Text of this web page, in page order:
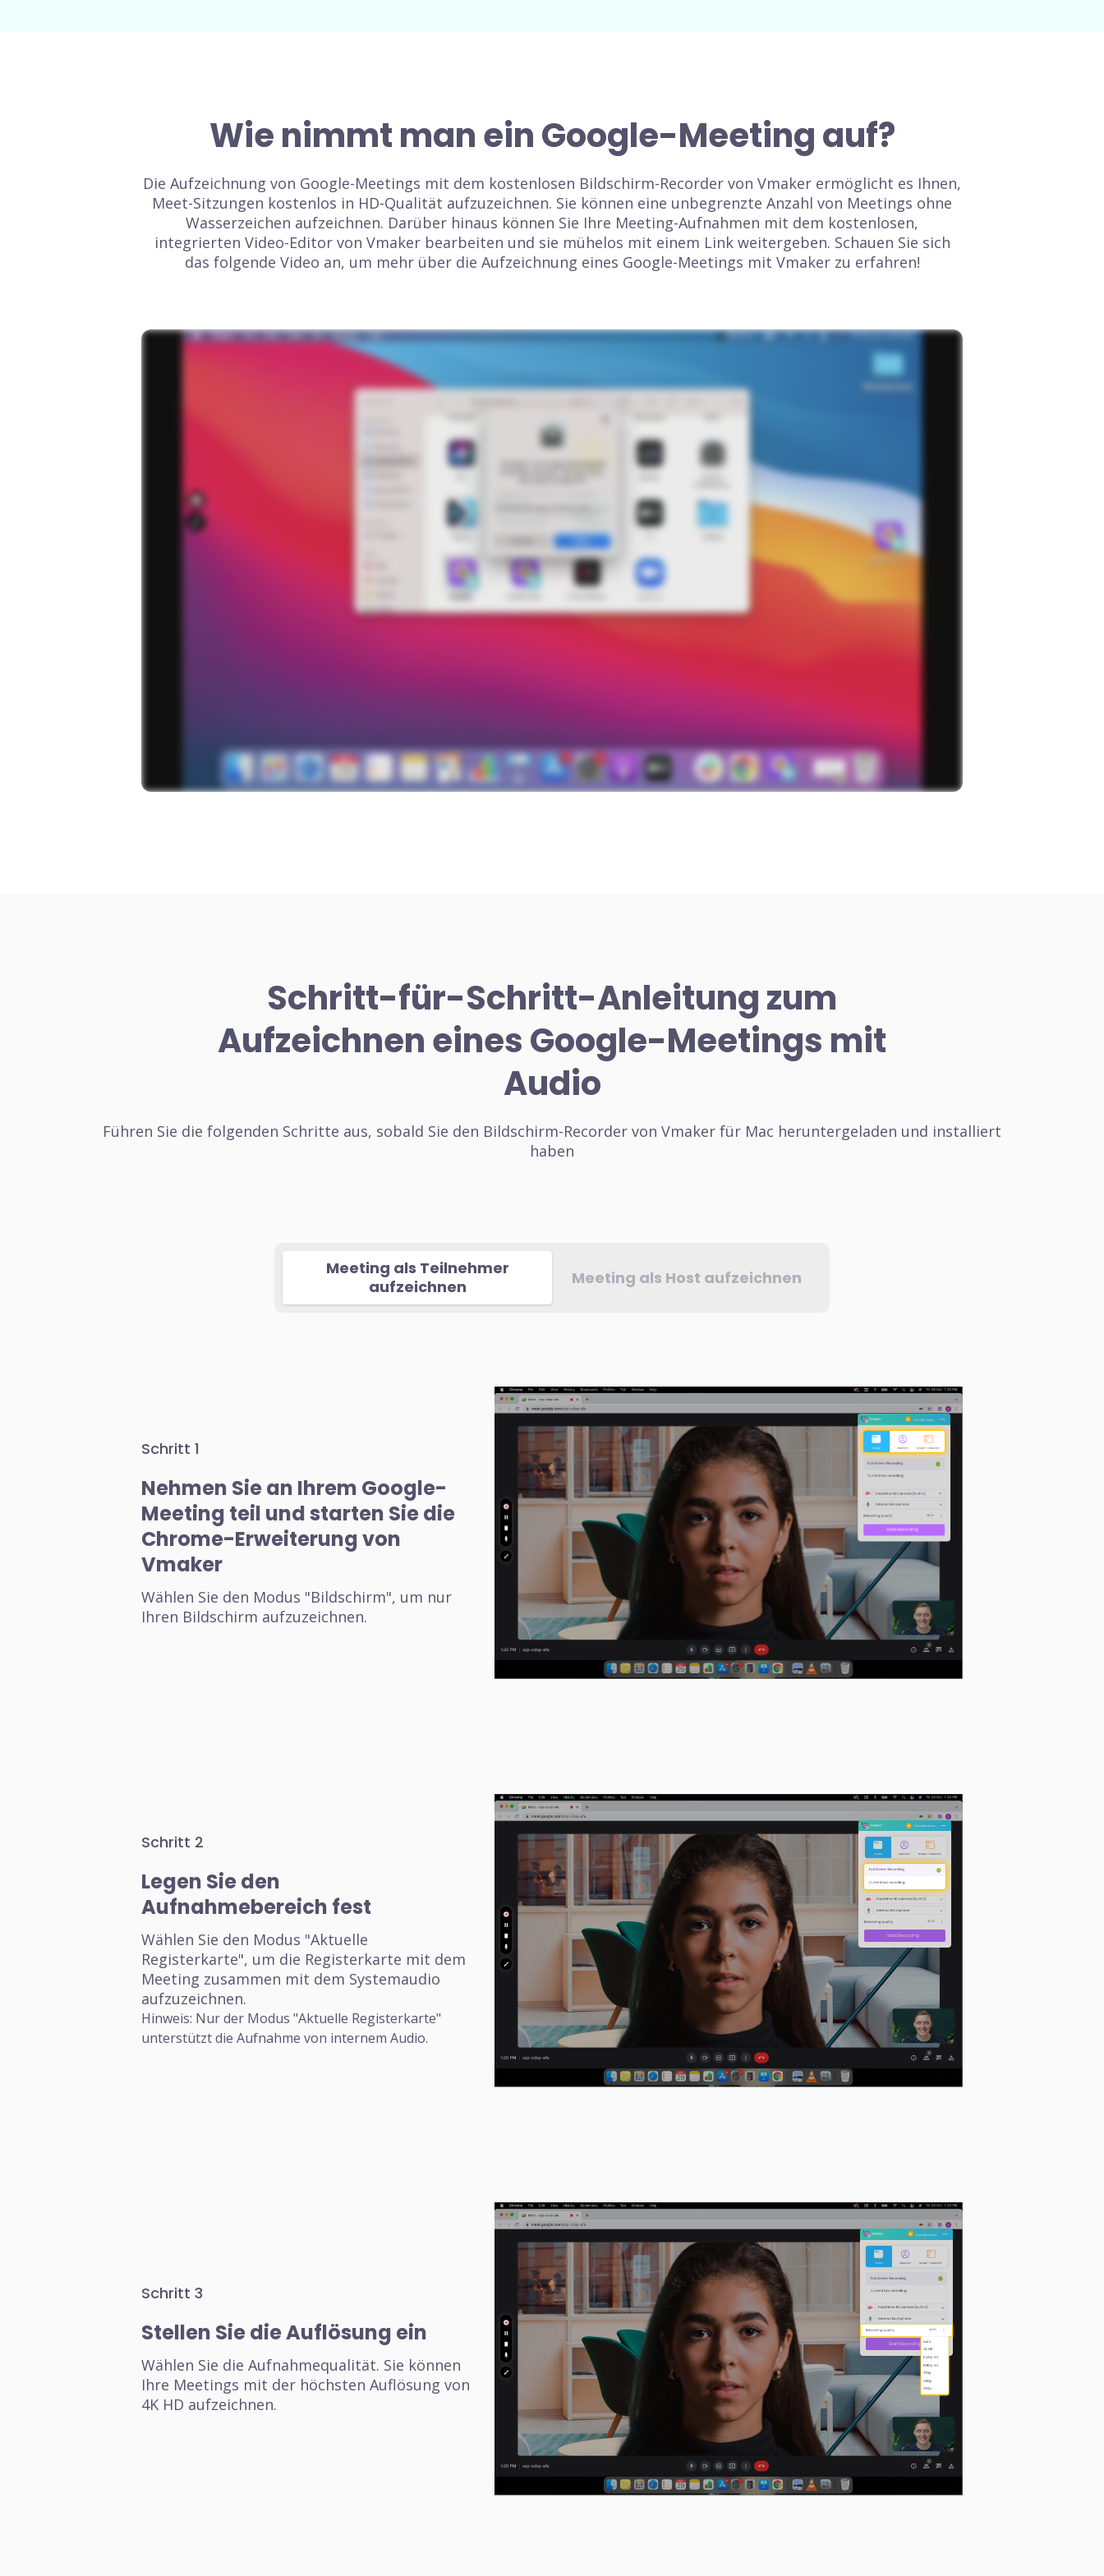
Wie nimmt man ein Google-Meeting auf?
Die Aufzeichnung von Google-Meetings mit dem kostenlosen Bildschirm-Recorder von Vmaker ermöglicht es Ihnen,
Meet-Sitzungen kostenlos in HD-Qualität aufzuzeichnen. Sie können eine unbegrenzte Anzahl von Meetings ohne
Wasserzeichen aufzeichnen. Darüber hinaus können Sie Ihre Meeting-Aufnahmen mit dem kostenlosen,
integrierten Video-Editor von Vmaker bearbeiten und sie mühelos mit einem Link weitergeben. Schauen Sie sich
das folgende Video an, um mehr über die Aufzeichnung eines Google-Meetings mit Vmaker zu erfahren!
Schritt-für-Schritt-Anleitung zum
Aufzeichnen eines Google-Meetings mit
Audio
Führen Sie die folgenden Schritte aus, sobald Sie den Bildschirm-Recorder von Vmaker für Mac heruntergeladen und installiert
haben
Meeting als Teilnehmer
aufzeichnen
Meeting als Host aufzeichnen
Schritt 1
Nehmen Sie an Ihrem Google-
Meeting teil und starten Sie die
Chrome-Erweiterung von
Vmaker
Wählen Sie den Modus "Bildschirm", um nur
Ihren Bildschirm aufzuzeichnen.
Schritt 2
Legen Sie den
Aufnahmebereich fest
Wählen Sie den Modus "Aktuelle
Registerkarte", um die Registerkarte mit dem
Meeting zusammen mit dem Systemaudio
aufzuzeichnen.
Hinweis: Nur der Modus "Aktuelle Registerkarte"
unterstützt die Aufnahme von internem Audio.
Schritt 3
Stellen Sie die Auflösung ein
Wählen Sie die Aufnahmequalität. Sie können
Ihre Meetings mit der höchsten Auflösung von
4K HD aufzeichnen.